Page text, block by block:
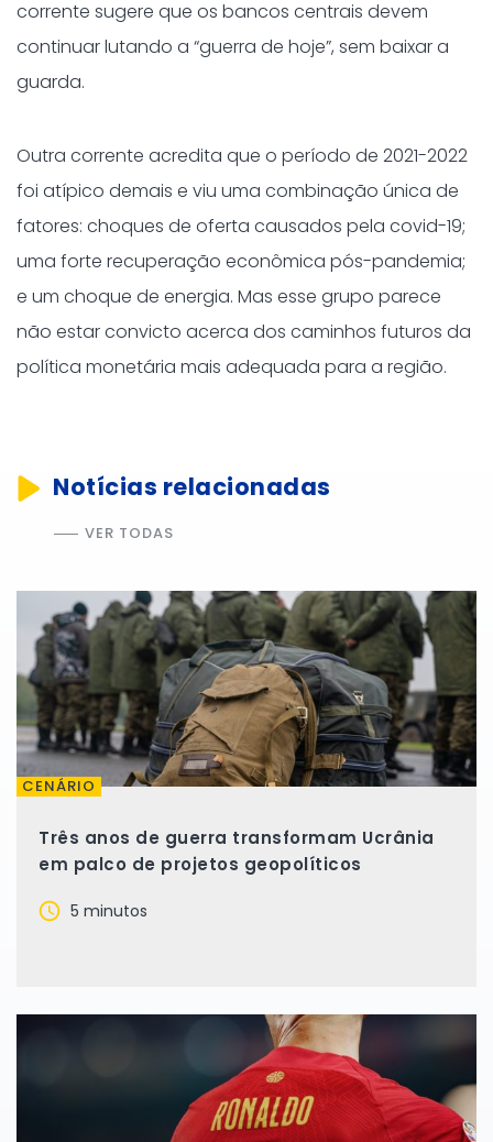
corrente sugere que os bancos centrais devem
continuar lutando a “guerra de hoje”, sem baixar a
guarda.
Outra corrente acredita que o período de 2021-2022
foi atípico demais e viu uma combinação única de
fatores: choques de oferta causados ​​pela covid-19;
uma forte recuperação econômica pós-pandemia;
e um choque de energia. Mas esse grupo parece
não estar convicto acerca dos caminhos futuros da
política monetária mais adequada para a região.
Notícias relacionadas
VER TODAS
CENÁRIO
Três anos de guerra transformam Ucrânia
em palco de projetos geopolíticos
5 minutos